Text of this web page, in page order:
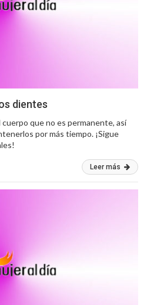
dientes
que no es permanente, así
por más tiempo. ¡Sigue
Leer más